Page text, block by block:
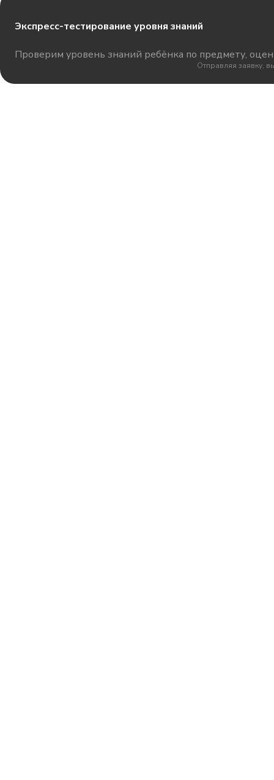
Экспресс-тестирование уровня знаний
Проверим уровень знаний ребёнка по предмету,
Отправляя заявку,